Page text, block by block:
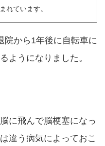
れています。
院から1年後に自転車に
ようになりました。
に飛んで脳梗塞になっ
違う病気によっておこ